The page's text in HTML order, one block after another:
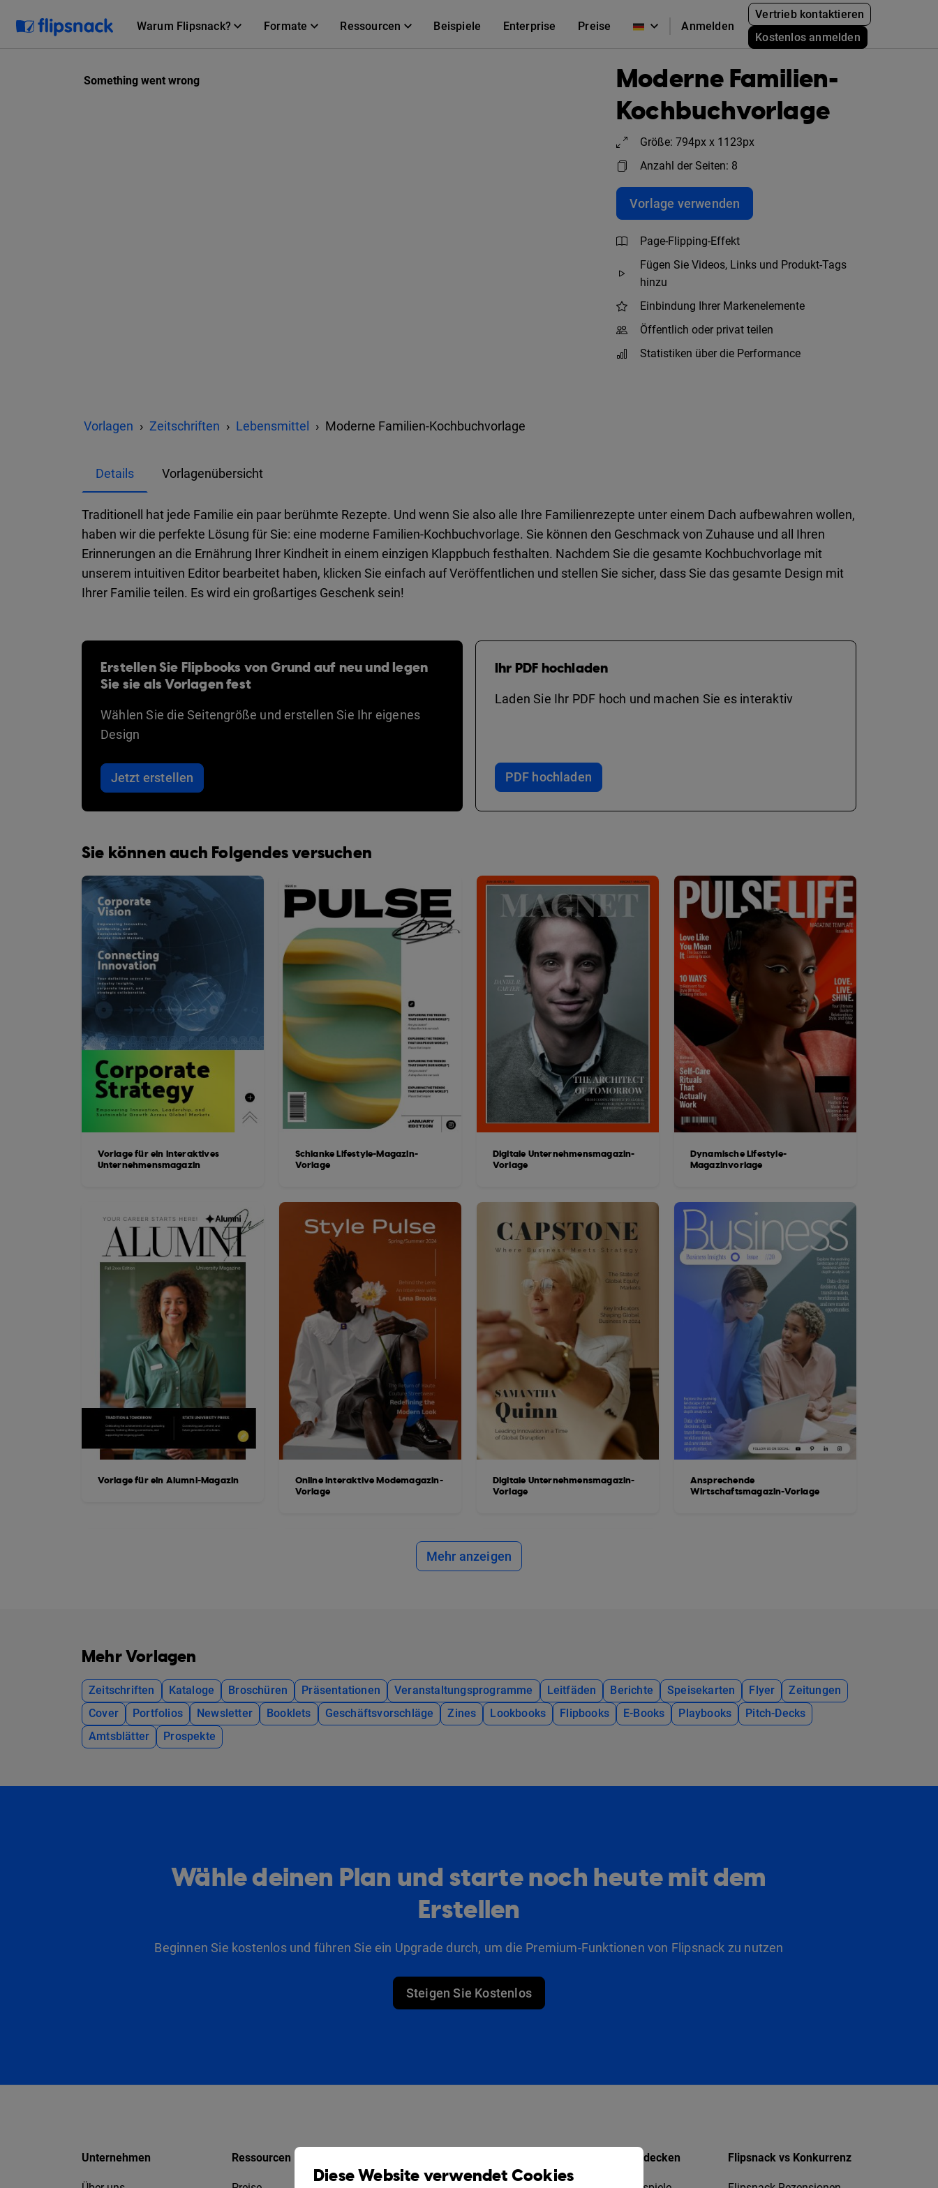
Warum Flipsnack? Formate Ressourcen Beispiele Enterprise Preise Anmelden
Vertrieb kontaktieren
Kostenlos anmelden
Moderne Familien-
Kochbuchvorlage
Größe: 794px x 1123px
Anzahl der Seiten: 8
Vorlage verwenden
Page-Flipping-Effekt
Fügen Sie Videos, Links und Produkt-Tags
hinzu
Einbindung Ihrer Markenelemente
Öffentlich oder privat teilen
Statistiken über die Performance
Vorlagen Zeitschriften Lebensmittel Moderne Familien-Kochbuchvorlage
Details Vorlagenübersicht
Traditionell hat jede Familie ein paar berühmte Rezepte. Und wenn Sie also alle Ihre Familienrezepte unter einem Dach aufbewahren wollen,
haben wir die perfekte Lösung für Sie: eine moderne Familien-Kochbuchvorlage. Sie können den Geschmack von Zuhause und all Ihren
Erinnerungen an die Ernährung Ihrer Kindheit in einem einzigen Klappbuch festhalten. Nachdem Sie die gesamte Kochbuchvorlage mit
unserem intuitiven Editor bearbeitet haben, klicken Sie einfach auf Veröffentlichen und stellen Sie sicher, dass Sie das gesamte Design mit
Ihrer Familie teilen. Es wird ein großartiges Geschenk sein!
Erstellen Sie Flipbooks von Grund auf neu und legen
Sie sie als Vorlagen fest
Wählen Sie die Seitengröße und erstellen Sie Ihr eigenes
Design
Jetzt erstellen
Ihr PDF hochladen
Laden Sie Ihr PDF hoch und machen Sie es interaktiv
PDF hochladen
Sie können auch Folgendes versuchen
Vorlage für ein interaktives
Unternehmensmagazin
Vorlage für ein Alumni-Magazin
Schlanke Lifestyle-Magazin-
Vorlage
Online Interaktive Modemagazin-
Vorlage
Digitale Unternehmensmagazin-
Vorlage
Digitale Unternehmensmagazin-
Vorlage
Dynamische Lifestyle-
Magazinvorlage
Ansprechende
Wirtschaftsmagazin-Vorlage
Mehr anzeigen
Mehr Vorlagen
Zeitschriften Kataloge Broschüren Präsentationen Veranstaltungsprogramme Leitfäden Berichte Speisekarten Flyer
Zeitungen
Cover
Portfolios Newsletter Booklets Geschäftsvorschläge Zines Lookbooks Flipbooks E-Books Playbooks
Pitch-Decks
Amtsblätter
Prospekte
Wähle deinen Plan und starte noch heute mit dem
Erstellen
Beginnen Sie kostenlos und führen Sie ein Upgrade durch, um die Premium-Funktionen von Flipsnack zu nutzen
Steigen Sie Kostenlos
Unternehmen Ressourcen Entdecken Flipsnack vs Konkurrenz
Diese Website verwendet Cookies